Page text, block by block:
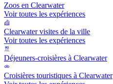
Zoos en Clearwater
Voir toutes les expériences
Clearwater visites de la ville
Voir toutes les expériences
Déjeuners-croisières à Clearwater
Croisières touristiques à Clearwater